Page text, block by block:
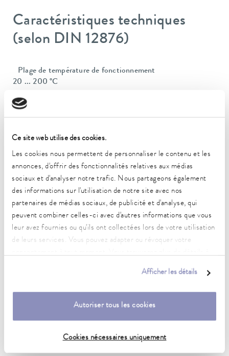
Ce site web utilise des cookies.
Les cookies nous permettent de personnaliser le contenu et les
annonces, d'offrir des fonctionnalités relatives aux médias
sociaux et d'analyser notre trafic. Nous partageons également
des informations sur l'utilisation de notre site avec nos
partenaires de médias sociaux, de publicité et d'analyse, qui
peuvent combiner celles-ci avec d'autres informations que vous
leur avez fournies ou qu'ils ont collectées lors de votre utilisation
de leurs services. Vous pouvez adapter ou révoquer votre
Afficher les détails
Autoriser tous les cookies
Cookies nécessaires uniquement
Caractéristiques techniques
(selon DIN 12876)
Plage de température de fonctionnement
20 ... 200 °C
Plage de température ambiante
5 ... 40 °C
Constance de la température
0.01 ± K
Puissance de chauffe max.
2 kW
Puissance absorbée max.
2.1 kW
Consommation de courant
Pompe Débit max. (pression)
Volume du bain min./max.